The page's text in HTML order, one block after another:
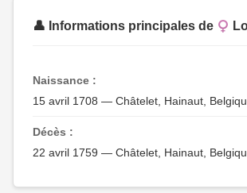
👤 Informations principales de
Naissance :
15 avril 1708 — Châtelet, Hainaut,
Décès :
22 avril 1759 — Châtelet, Hainaut,